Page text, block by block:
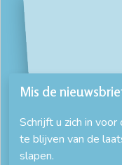
Mis de
Schrijft u zich in
te blijven van de
slapen.